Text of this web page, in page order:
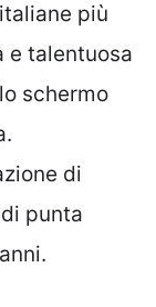
più
e talentuosa
schermo
di
punta